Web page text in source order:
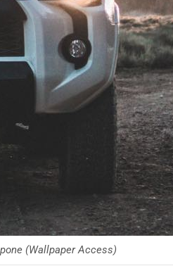
(Wallpaper Access)